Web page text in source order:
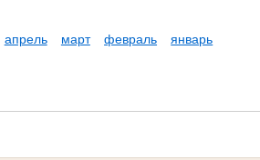
апрель март февраль
январь